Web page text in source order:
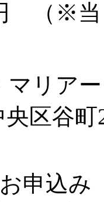
（※当
マリア
区谷町
申込み